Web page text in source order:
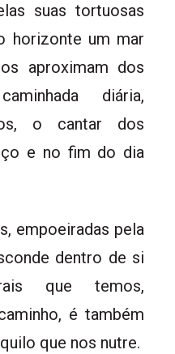
suas tortuosas
horizonte um mar
aproximam dos
diária,
o cantar dos
e no fim do dia
empoeiradas pela
dentro de si
que temos,
é também
que nos nutre.